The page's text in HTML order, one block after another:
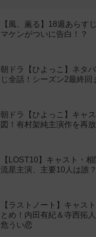
【風、薫る】18週あらす
マケンがついに告白！？
朝ドラ【ひよっこ】ネタ
じ全話！シーズン2最終回
朝ドラ【ひよっこ】キャ
図！有村架純主演作を再
【LOST10】キャスト・
流星主演、主要10人は誰？
【ラストノート】キャス
とめ！内田有紀＆寺西拓
危うい恋